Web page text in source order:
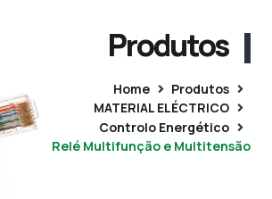
Produtos
Home
Produtos
MATERIAL ELÉCTRICO
Controlo Energético
Relé Multifunção e Multitensão